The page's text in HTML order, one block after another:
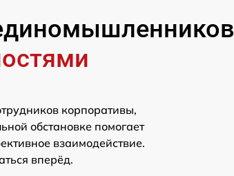
корпоративы,
обстановке помогает
взаимодействие.
вперёд.